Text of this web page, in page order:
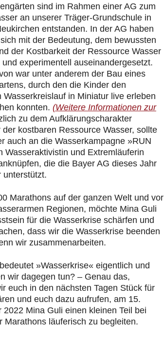
sind im Rahmen einer AG zum
an unserer Träger-Grundschule in
entstanden. In der AG haben
mit der Bedeutung, dem bewussten
der Kostbarkeit der Ressource Wasser
experimentell auseinandergesetzt.
war unter anderem der Bau eines
durch den die Kinder den
Wasserkreislauf in Miniatur live erleben
konnten. (Weitere Informationen zur
zu dem Aufklärungscharakter
der kostbaren Ressource Wasser, sollte
auch an die Wasserkampagne »RUN
Wasseraktivistin und Extremläuferin
die die Bayer AG dieses Jahr
unterstützt.
Marathons auf der ganzen Welt und vor
Regionen, möchte Mina Guli
für die Wasserkrise schärfen und
dass wir die Wasserkrise beenden
wir zusammenarbeiten.
»Wasserkrise« eigentlich und
wir dagegen tun? – Genau das,
euch in den nächsten Tagen Stück für
und euch dazu aufrufen, am 15.
2022 Mina Guli einen kleinen Teil bei
Marathons läuferisch zu begleiten.